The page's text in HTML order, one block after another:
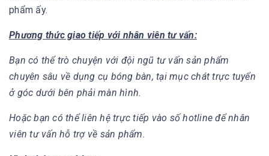
phẩm ấy.
Phương thức giao tiếp với nhân viên tư vấn:
Bạn có thể trò chuyện với đội ngũ tư vấn sản phẩm
chuyên sâu về dụng cụ bóng bàn, tại mục chát trực tuyển
ở góc dưới bên phải màn hình.
Hoặc bạn có thể liên hệ trực tiếp vào số hotline để nhân
viên tư vấn hỗ trợ về sản phẩm.